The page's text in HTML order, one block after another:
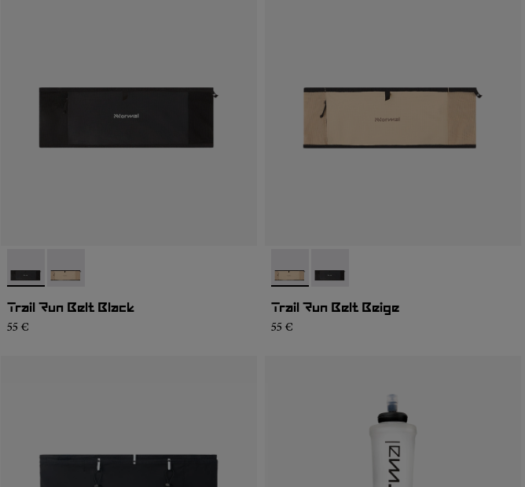
- NA2RB2U-001- NA2RB2U-002
Trail Run Belt Black
55 €
- NA2RB2U-002- NA2RB2U-001
Trail Run Belt Beige
55 €